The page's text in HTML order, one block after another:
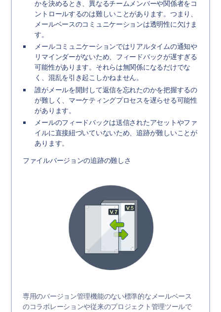
かを決めるとき、異なるチームメンバーや関係者をコ
ントロールするのは難しいことがあります。つまり、
メールベースのコミュニケーションは透明性に欠けま
す。
メールコミュニケーションではリアルタイムの通知や
リマインダーがないため、フィードバックが遅すぎる
可能性があります。それらは無関係になるだけでな
く、混乱を引き起こしかねません。
誰がメールを開封して返信を忘れたのかを把握するの
が難しく、マーケティングプロセスを遅らせる可能性
があります。
メールのフィードバックは送信されたアセットやファ
イルに直接紐づいていないため、追跡が難しいことが
あります。
ファイルバージョンの追跡の難しさ
専用のバージョン管理機能のない標準的なメールベース
のコラボレーションや従来のプロジェクト管理ツールで